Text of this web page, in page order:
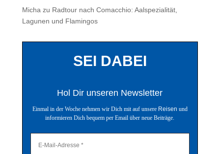
Michazu Radtour nach Comacchio: Aalspezialität,
Lagunen und Flamingos
SEI DABEI
Hol Dir unseren Newsletter
Einmal in der Woche nehmen wir Dich mit auf unsere Reisen und
informieren Dich bequem per Email über neue Beiträge.